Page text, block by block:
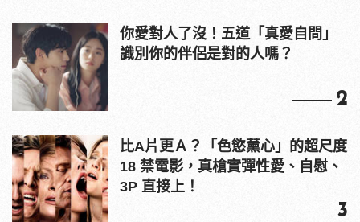
你愛對人了沒！五道「真愛自問」
識別你的伴侶是對的人嗎？
2
比A片更Ａ？「色慾薰心」的超尺度
18 禁電影，真槍實彈性愛、自慰、
3P 直接上！
3